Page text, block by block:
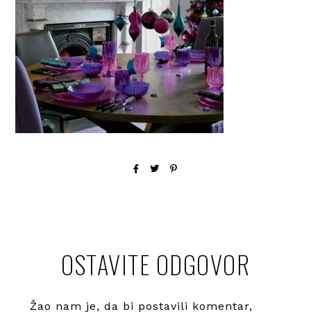
OSTAVITE ODGOVOR
Žao nam je, da bi postavili komentar,